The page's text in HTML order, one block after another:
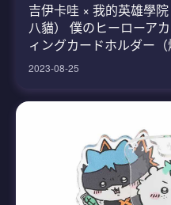
吉伊卡哇 × 我的英雄學
八貓） 僕のヒーローア
ィングカードホルダー（
2023-08-25